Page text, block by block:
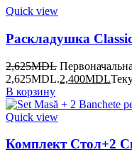
Quick view
Раскладушка
2,625MDL
2,625MDL.2,400MDL
В корзину
Quick view
Комплект Стол+2